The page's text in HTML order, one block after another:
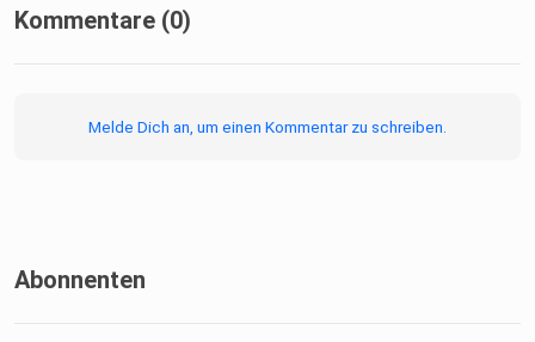
Kommentare (0)
Melde Dich an, um einen Kommentar zu schreiben.
Abonnenten